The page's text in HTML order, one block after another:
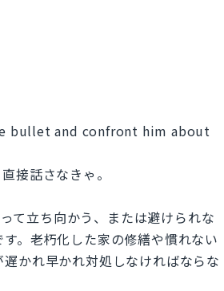
bullet and confront him about
接話さなきゃ。
て立ち向かう、または避けられな
。老朽化した家の修繕や慣れない
かれ早かれ対処しなければならな